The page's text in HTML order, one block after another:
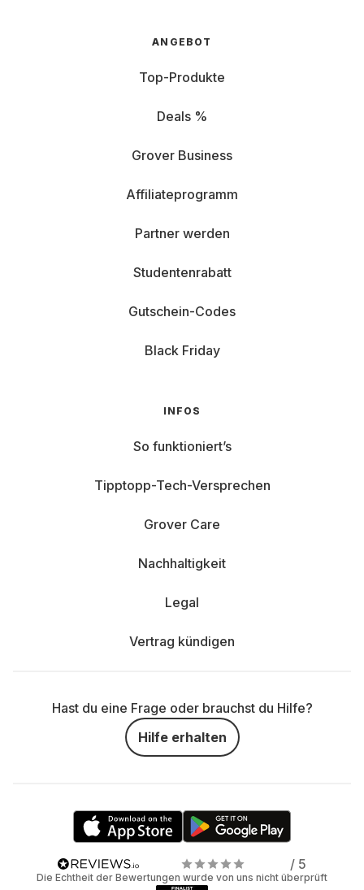
ANGEBOT
Top-Produkte
Deals %
Grover Business
Affiliateprogramm
Partner werden
Studentenrabatt
Gutschein-Codes
Black Friday
INFOS
So funktioniert’s
Tipptopp-Tech-Versprechen
Grover Care
Nachhaltigkeit
Legal
Vertrag kündigen
Hast du eine Frage oder brauchst du Hilfe?
Hilfe erhalten
/ 5
Die Echtheit der Bewertungen wurde von uns nicht überprüft